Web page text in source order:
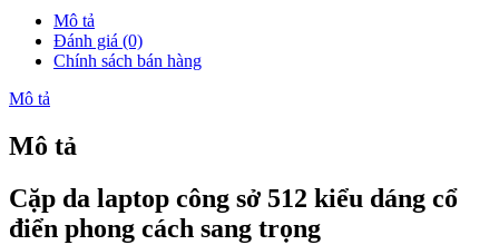
Mô tả
Đánh giá (0)
Chính sách bán hàng
Mô tả
Mô tả
Cặp da laptop công sở 512 kiểu dáng cổ
điển phong cách sang trọng